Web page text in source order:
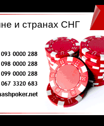
и странах СНГ